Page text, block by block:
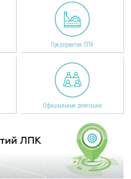
Предприятия ЛПК
Официальные делегации